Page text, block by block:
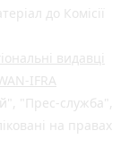
до Комісії
видавці
IFRA
"Прес-служба",
на правах